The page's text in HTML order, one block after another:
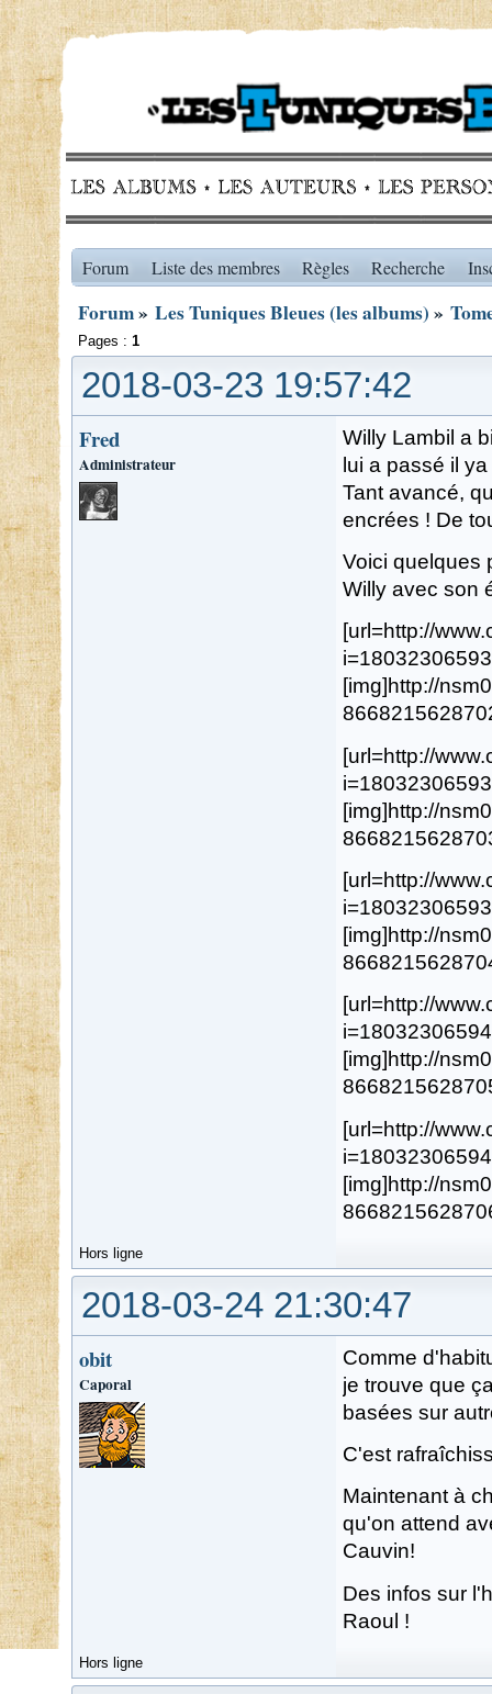
Forum Liste des membres Règles Recherche
Forum» Les Tuniques Bleues (les albums) »
Pages : 1
2018-03-23 19:57:42
Fred
Administrateur
Willy Lambil a
lui a passé il
Tant avancé,
encrées ! De
Voici quelques
Willy avec son
[url=http://
[img]http://
[url=http://
[img]http://
[url=http://
[img]http://
[url=http://
[img]http://
[url=http://
[img]http://
Hors ligne
2018-03-24 21:30:47
obit
Caporal
Comme
je trouve que
basées sur
C'est
Maintenant à
qu'on attend
Cauvin!
Des infos sur
Raoul !
Hors ligne